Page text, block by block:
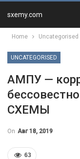
sxemy.com
Home Uncategorised
UNCATEGORISED
АМПУ —
СХЕМЫ
On Авг 18, 2019
63